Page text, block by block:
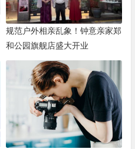
规范户外相亲乱象！钟意亲家郑
和公园旗舰店盛大开业